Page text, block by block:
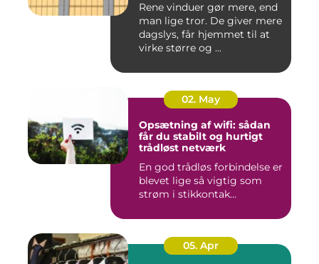
Rene vinduer gør mere, end
man lige tror. De giver mere
dagslys, får hjemmet til at
virke større og ...
02. May
Opsætning af wifi: sådan
får du stabilt og hurtigt
trådløst netværk
En god trådløs forbindelse er
blevet lige så vigtig som
strøm i stikkontak...
05. Apr